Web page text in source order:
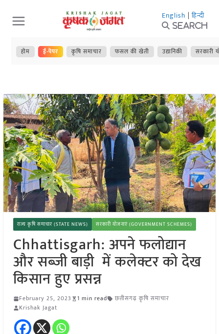
Skip
to
content
English | हिन्दी
Search
होम ई-पेपर कृषि समाचार फसल की खेती उद्यानिकी सरकारी
राज्य कृषि समाचार (STATE NEWS) सरकारी योजनाएं (GOVERNMENT SCHEMES)
Chhattisgarh: अपने फलोद्यान
और सब्जी बाड़ी में कलेक्टर को देख
किसान हुए प्रसन्न
February 25, 2023 1 min read
छत्तीसगढ़ कृषि समाचार
Krishak Jagat